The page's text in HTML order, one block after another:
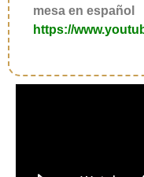
mesa en español
https://